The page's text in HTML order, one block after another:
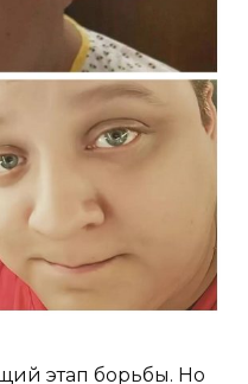
этап борьбы. Но